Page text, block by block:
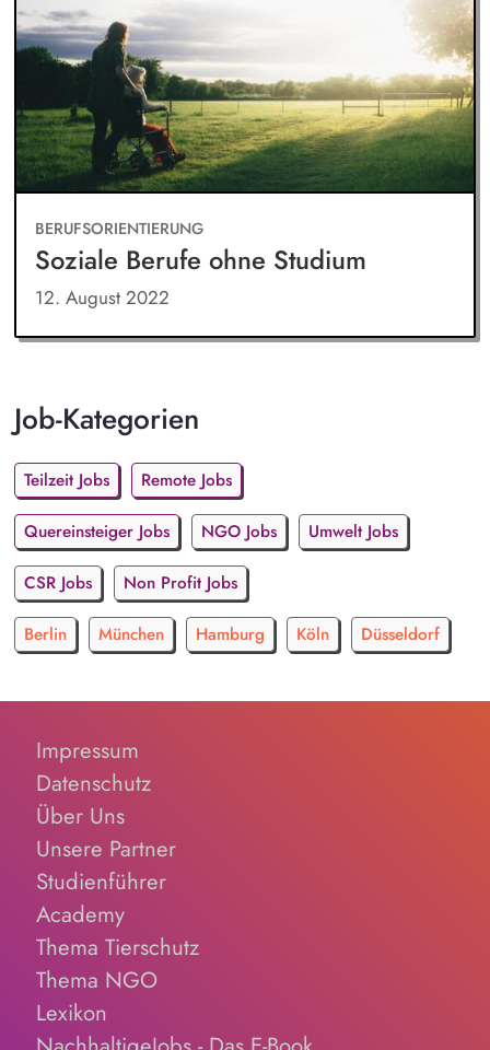
BERUFSORIENTIERUNG
Soziale Berufe ohne Studium
12. August 2022
Job-Kategorien
Teilzeit Jobs Remote Jobs
Quereinsteiger Jobs NGO Jobs Umwelt Jobs
CSR Jobs Non Profit Jobs
Berlin München Hamburg Köln Düsseldorf
Impressum
Datenschutz
Über Uns
Unsere Partner
Studienführer
Academy
Thema Tierschutz
Thema NGO
Lexikon